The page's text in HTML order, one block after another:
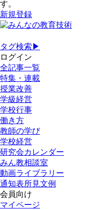
す。
新規登録
タグ検索▶
ログイン
全記事一覧
特集・連載
授業改善
学級経営
学校行事
働き方
教師の学び
学校経営
研究会カレンダー
みん教相談室
動画ライブラリー
通知表所見文例
会員向け
マイページ